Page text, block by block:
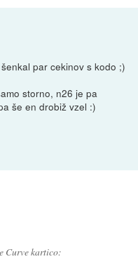
par cekinov s kodo ;)
storno, n26 je pa
še en drobiž vzel :)
Curve kartico: